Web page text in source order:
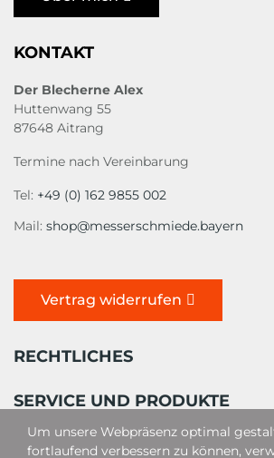
KONTAKT
Der Blecherne Alex
Huttenwang 55
87648 Aitrang
Termine nach Vereinbarung
Tel: +49 (0) 162 9855 002
Mail: shop@messerschmiede.bayern
Vertrag widerrufen
RECHTLICHES
SERVICE UND PRODUKTE
Um unsere Webpräsenz optimal
fortlaufend verbessern zu können,